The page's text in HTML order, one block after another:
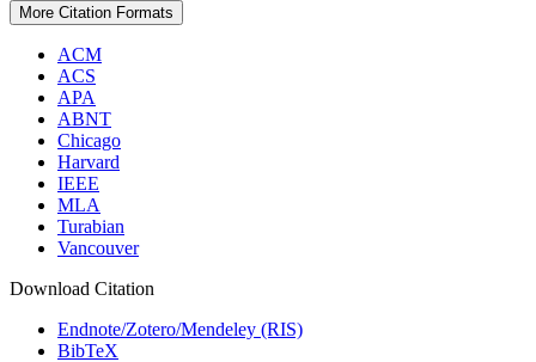
More Citation Formats
ACM
ACS
APA
ABNT
Chicago
Harvard
IEEE
MLA
Turabian
Vancouver
Download Citation
Endnote/Zotero/Mendeley (RIS)
BibTeX